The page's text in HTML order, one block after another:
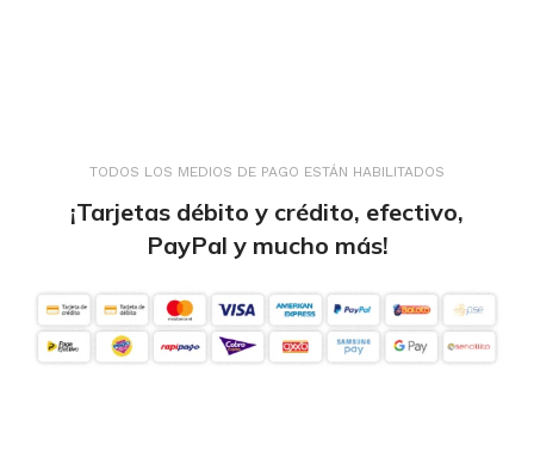
TODOS LOS MEDIOS DE PAGO ESTÁN HABILITADOS
¡Tarjetas débito y crédito, efectivo,
PayPal y mucho más!